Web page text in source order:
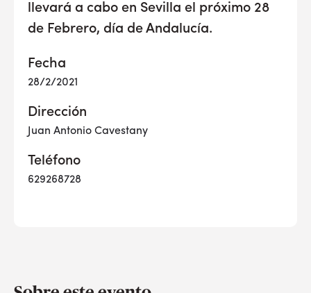
llevará a cabo en Sevilla el próximo 28
de Febrero, día de Andalucía.
Fecha
28/2/2021
Dirección
Juan Antonio Cavestany
Teléfono
629268728